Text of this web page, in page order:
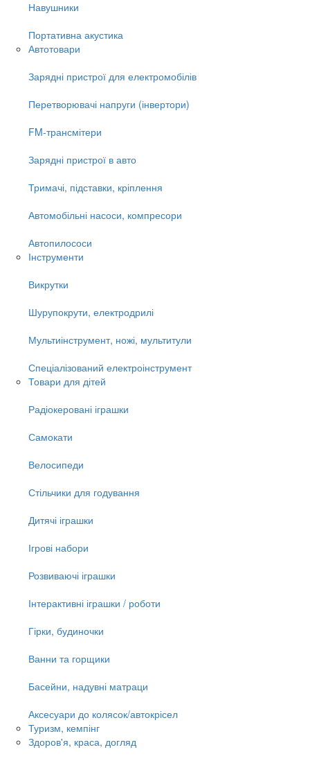
Навушники
Портативна акустика
Автотовари
Зарядні пристрої для електромобілів
Перетворювачі напруги (інвертори)
FM-трансмітери
Зарядні пристрої в авто
Тримачі, підставки, кріплення
Автомобільні насоси, компресори
Автопилососи
Інструменти
Викрутки
Шурупокрути, електродрилі
Мультиінструмент, ножі, мультитули
Спеціалізований електроінструмент
Товари для дітей
Радіокеровані іграшки
Самокати
Велосипеди
Стільчики для годування
Дитячі іграшки
Ігрові набори
Розвиваючі іграшки
Інтерактивні іграшки / роботи
Гірки, будиночки
Ванни та горщики
Басейни, надувні матраци
Аксесуари до колясок/автокрісел
Туризм, кемпінг
Здоров'я, краса, догляд